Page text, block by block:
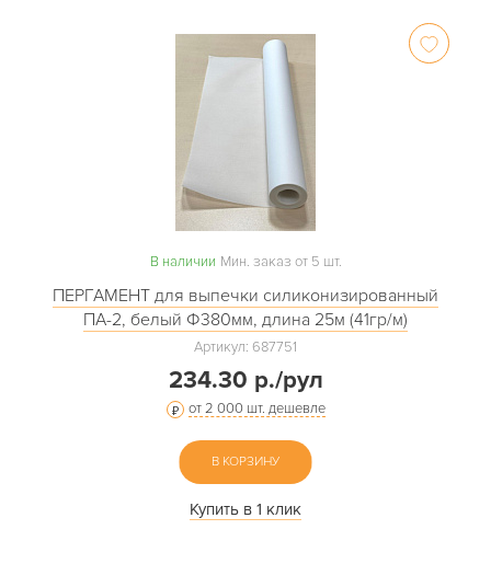
В наличии Мин. заказ от 5 шт.
ПЕРГАМЕНТ для выпечки силиконизированный
ПА-2, белый Ф380мм, длина 25м (41гр/м)
Артикул: 687751
234.30 р./рул
от 2 000 шт. дешевле
В КОРЗИНУ
Купить в 1 клик